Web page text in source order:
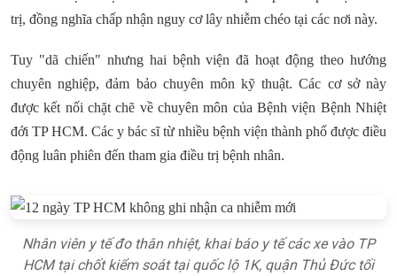
trị, đồng nghĩa chấp nhận nguy cơ lây nhiễm chéo tại các nơi này.
Tuy "dã chiến" nhưng hai bệnh viện đã hoạt động theo hướng
chuyên nghiệp, đảm bảo chuyên môn kỹ thuật. Các cơ sở này
được kết nối chặt chẽ về chuyên môn của Bệnh viện Bệnh Nhiệt
đới TP HCM. Các y bác sĩ từ nhiều bệnh viện thành phố được điều
động luân phiên đến tham gia điều trị bệnh nhân.
Nhân viên y tế đo thân nhiệt, khai báo y tế các xe vào TP
HCM tại chốt kiểm soát tại quốc lộ 1K, quận Thủ Đức tối